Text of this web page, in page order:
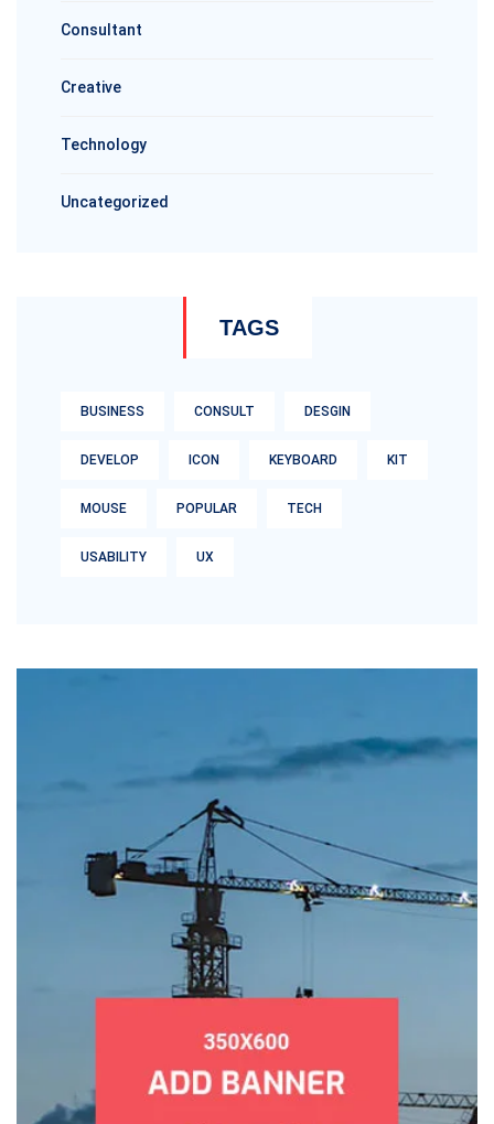
Consultant
Creative
Technology
Uncategorized
TAGS
BUSINESS CONSULT DESGIN
DEVELOP ICON KEYBOARD KIT
MOUSE POPULAR TECH
USABILITY UX